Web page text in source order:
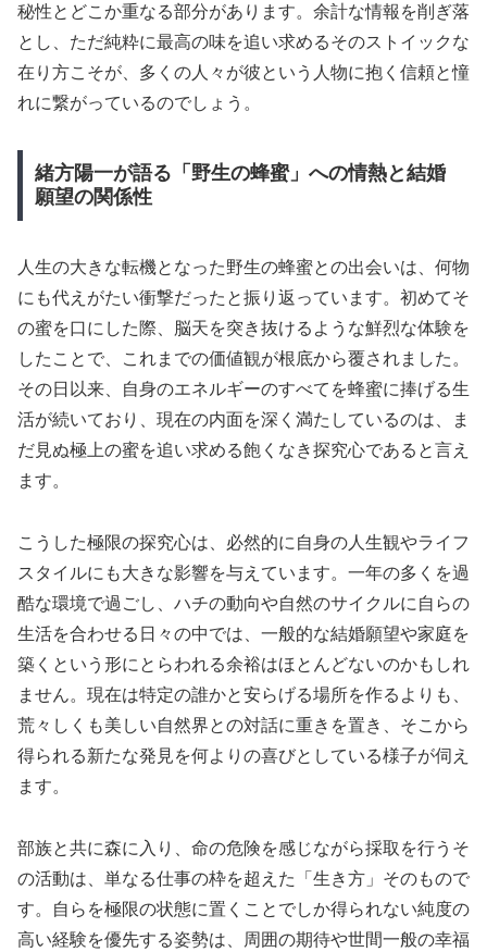
秘性とどこか重なる部分があります。余計な情報を削ぎ落
とし、ただ純粋に最高の味を追い求めるそのストイックな
在り方こそが、多くの人々が彼という人物に抱く信頼と憧
れに繋がっているのでしょう。
緒方陽一が語る「野生の蜂蜜」への情熱と結婚
願望の関係性
人生の大きな転機となった野生の蜂蜜との出会いは、何物
にも代えがたい衝撃だったと振り返っています。初めてそ
の蜜を口にした際、脳天を突き抜けるような鮮烈な体験を
したことで、これまでの価値観が根底から覆されました。
その日以来、自身のエネルギーのすべてを蜂蜜に捧げる生
活が続いており、現在の内面を深く満たしているのは、ま
だ見ぬ極上の蜜を追い求める飽くなき探究心であると言え
ます。
こうした極限の探究心は、必然的に自身の人生観やライフ
スタイルにも大きな影響を与えています。一年の多くを過
酷な環境で過ごし、ハチの動向や自然のサイクルに自らの
生活を合わせる日々の中では、一般的な結婚願望や家庭を
築くという形にとらわれる余裕はほとんどないのかもしれ
ません。現在は特定の誰かと安らげる場所を作るよりも、
荒々しくも美しい自然界との対話に重きを置き、そこから
得られる新たな発見を何よりの喜びとしている様子が伺え
ます。
部族と共に森に入り、命の危険を感じながら採取を行うそ
の活動は、単なる仕事の枠を超えた「生き方」そのもので
す。自らを極限の状態に置くことでしか得られない純度の
高い経験を優先する姿勢は、周囲の期待や世間一般の幸福